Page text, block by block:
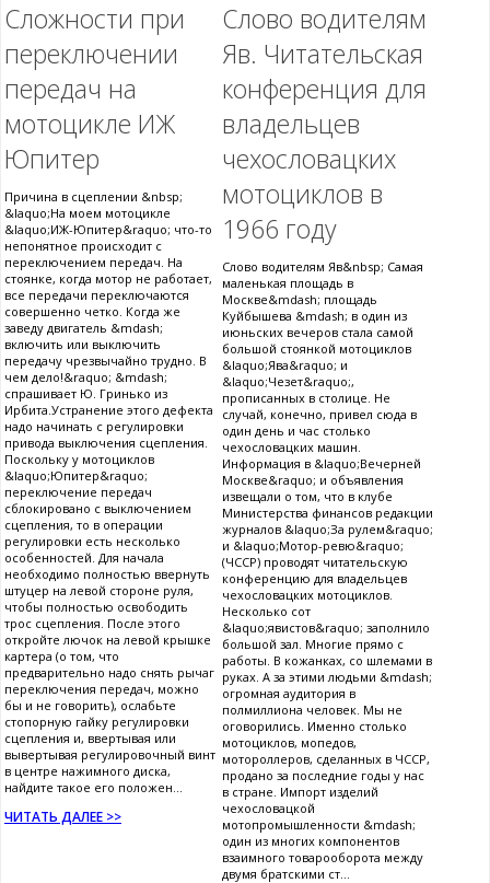
Сложности при
переключении
передач на
мотоцикле ИЖ
Юпитер
Причина в сцеплении &nbsp;
&laquo;На моем мотоцикле
&laquo;ИЖ-Юпитер&raquo; что-то
непонятное происходит с
переключением передач. На
стоянке, когда мотор не работает,
все передачи переключаются
совершенно четко. Когда же
заведу двигатель &mdash;
включить или выключить
передачу чрезвычайно трудно. В
чем дело!&raquo; &mdash;
спрашивает Ю. Гринько из
Ирбита.Устранение этого дефекта
надо начинать с регулировки
привода выключения сцепления.
Поскольку у мотоциклов
&laquo;Юпитер&raquo;
переключение передач
сблокировано с выключением
сцепления, то в операции
регулировки есть несколько
особенностей. Для начала
необходимо полностью ввернуть
штуцер на левой стороне руля,
чтобы полностью освободить
трос сцепления. После этого
откройте лючок на левой крышке
картера (о том, что
предварительно надо снять рычаг
переключения передач, можно
бы и не говорить), ослабьте
стопорную гайку регулировки
сцепления и, ввертывая или
вывертывая регулировочный винт
в центре нажимного диска,
найдите такое его положен...
ЧИТАТЬ ДАЛЕЕ >>
Слово водителям
Яв. Читательская
конференция для
владельцев
чехословацких
мотоциклов в
1966 году
Слово водителям Яв&nbsp; Самая
маленькая площадь в
Москве&mdash; площадь
Куйбышева &mdash; в один из
июньских вечеров стала самой
большой стоянкой мотоциклов
&laquo;Ява&raquo; и
&laquo;Чезет&raquo;,
прописанных в столице. Не
случай, конечно, привел сюда в
один день и час столько
чехословацких машин.
Информация в &laquo;Вечерней
Москве&raquo; и объявления
извещали о том, что в клубе
Министерства финансов редакции
журналов &laquo;За рулем&raquo;
и &laquo;Мотор-ревю&raquo;
(ЧССР) проводят читательскую
конференцию для владельцев
чехословацких мотоциклов.
Несколько сот
&laquo;явистов&raquo; заполнило
большой зал. Многие прямо с
работы. В кожанках, со шлемами в
руках. А за этими людьми &mdash;
огромная аудитория в
полмиллиона человек. Мы не
оговорились. Именно столько
мотоциклов, мопедов,
мотороллеров, сделанных в ЧССР,
продано за последние годы у нас
в стране. Импорт изделий
чехословацкой
мотопромышленности &mdash;
один из многих компонентов
взаимного товарооборота между
двумя братскими ст...